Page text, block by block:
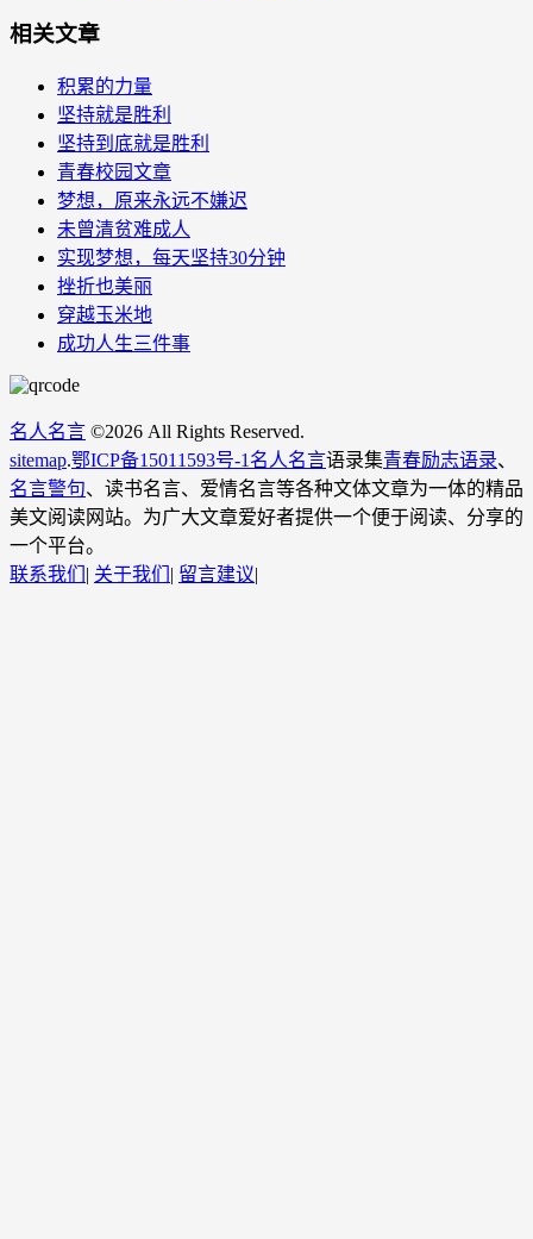
相关文章
积累的力量
坚持就是胜利
坚持到底就是胜利
青春校园文章
梦想，原来永远不嫌迟
未曾清贫难成人
实现梦想，每天坚持30分钟
挫折也美丽
穿越玉米地
成功人生三件事
名人名言 ©2026 All Rights Reserved.
sitemap.鄂ICP备15011593号-1 名人名言语录集青春励志语录、
名言警句、读书名言、爱情名言等各种文体文章为一体的精品
美文阅读网站。为广大文章爱好者提供一个便于阅读、分享的
一个平台。
联系我们 | 关于我们 | 留言建议|